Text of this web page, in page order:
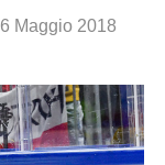
6 Maggio 2018